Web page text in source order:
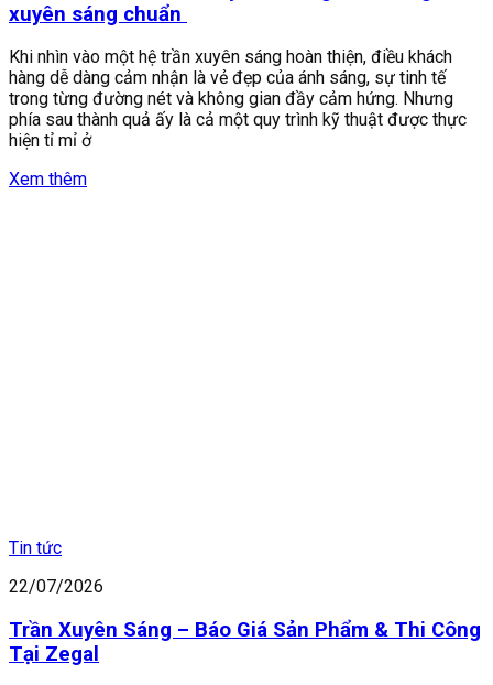
xuyên sáng chuẩn
Khi nhìn vào một hệ trần xuyên sáng hoàn thiện, điều khách
hàng dễ dàng cảm nhận là vẻ đẹp của ánh sáng, sự tinh tế
trong từng đường nét và không gian đầy cảm hứng. Nhưng
phía sau thành quả ấy là cả một quy trình kỹ thuật được thực
hiện tỉ mỉ ở
Xem thêm
Tin tức
22/07/2026
Trần Xuyên Sáng – Báo Giá Sản Phẩm & Thi Công
Tại Zegal